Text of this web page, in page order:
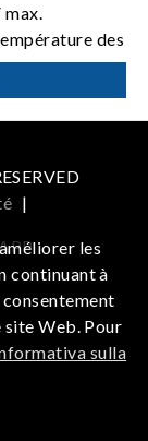
max.
des
|
les
continuant à
site Web. Pour
sulla